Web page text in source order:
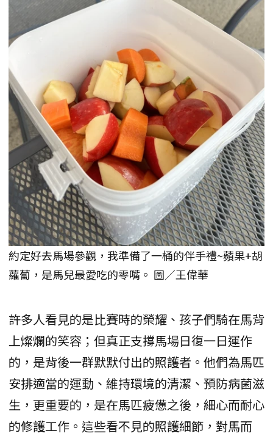
約定好去馬場參觀，我準備了一桶的伴手禮~蘋果+胡
蘿蔔，是馬兒最愛吃的零嘴。 圖／王偉華
許多人看見的是比賽時的榮耀、孩子們騎在馬背
上燦爛的笑容；但真正支撐馬場日復一日運作
的，是背後一群默默付出的照護者。他們為馬匹
安排適當的運動、維持環境的清潔、預防病菌滋
生，更重要的，是在馬匹疲憊之後，細心而耐心
的修護工作。這些看不見的照護細節，對馬而